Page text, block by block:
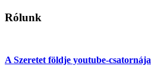
Rólunk
A Szeretet földje youtube-csatornája